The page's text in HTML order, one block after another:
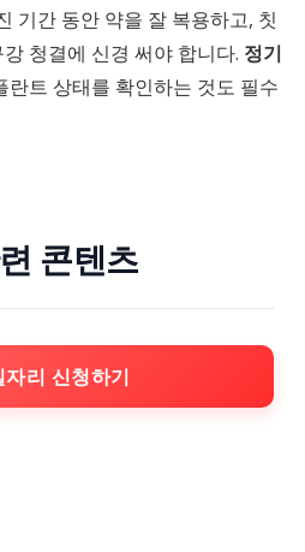
기간 동안 약을 잘 복용하고, 칫
청결에 신경 써야 합니다. 정기
란트 상태를 확인하는 것도 필수
콘텐츠
자리 신청하기